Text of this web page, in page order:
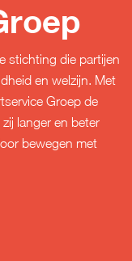
stichting die partijen
en welzijn. Met
Groep de
langer en beter
bewegen met